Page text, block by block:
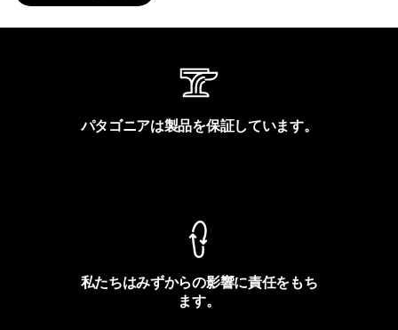
パタゴニアは製品を保証しています。
私たちはみずからの影響に責任をもち
ます。